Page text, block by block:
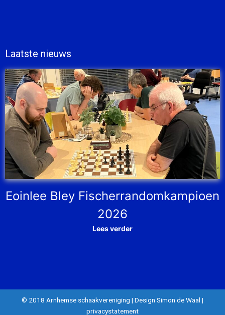
Laatste nieuws
Eoinlee Bley Fischerrandomkampioen
2026
Lees verder
© 2018 Arnhemse schaakvereniging | Design Simon de Waal |
privacystatement